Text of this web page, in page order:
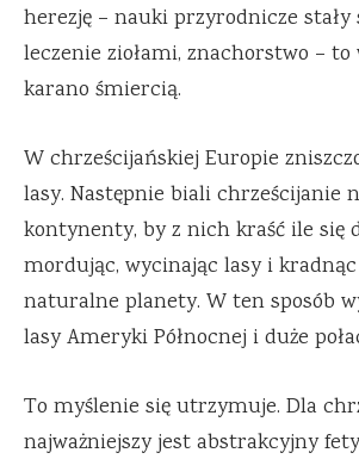
herezję – nauki przyrodnicze stały
leczenie ziołami, znachorstwo – to
karano śmiercią.
W chrześcijańskiej Europie
lasy. Następnie biali chrześcijanie
kontynenty, by z nich kraść ile się
mordując, wycinając lasy i
naturalne planety. W ten sposób
lasy Ameryki Północnej i duże
To myślenie się utrzymuje. Dla
najważniejszy jest abstrakcyjny